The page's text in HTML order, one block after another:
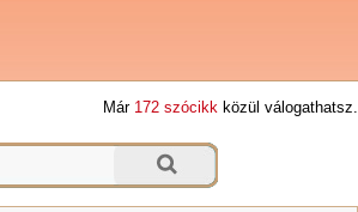
Már 172 szócikkközül válogathatsz.